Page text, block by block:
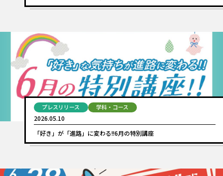
プレスリリース 学科・コース
2026.05.10
「好き」が「進路」に変わる!!6月の特別講座